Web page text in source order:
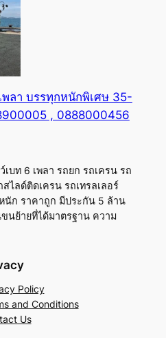
พลา บรรทุกหนักพิเศษ 35-
, 0888000456
เบท 6 เพลา รถยก รถเครน รถ
ไลด์ติดเครน รถเทรลเลอร์
นัก ราคาถูก มีประกัน 5 ล้าน
นย้ายที่ได้มาตรฐาน ความ
Policy
and Conditions
Us